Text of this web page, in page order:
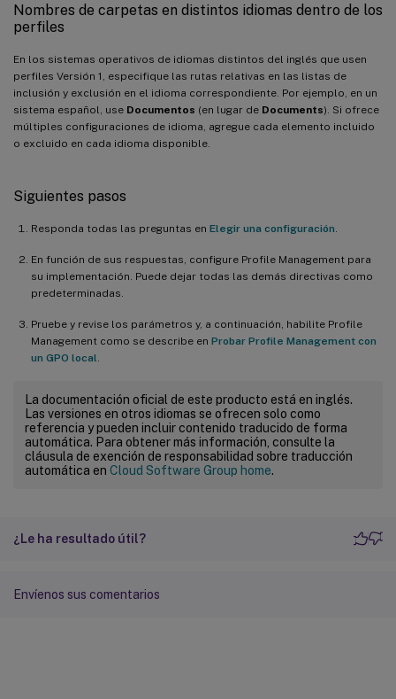
Nombres de carpetas en distintos idiomas dentro de los
perfiles
En los sistemas operativos de idiomas distintos del inglés que usen
perfiles Versión 1, especifique las rutas relativas en las listas de
inclusión y exclusión en el idioma correspondiente. Por ejemplo, en un
sistema español, use Documentos (en lugar de Documents). Si ofrece
múltiples configuraciones de idioma, agregue cada elemento incluido
o excluido en cada idioma disponible.
Siguientes pasos
Responda todas las preguntas en Elegir una configuración
En función de sus respuestas, configure Profile Management para
su implementación. Puede dejar todas las demás directivas como
predeterminadas.
Pruebe y revise los parámetros y, a continuación, habilite Profile
Management como se describe en Probar Profile Management con
un GPO local
La documentación oficial de este producto está en inglés.
Las versiones en otros idiomas se ofrecen solo como
referencia y pueden incluir contenido traducido de forma
automática. Para obtener más información, consulte la
cláusula de exención de responsabilidad sobre traducción
automática en Cloud Software Group home.
¿Le ha resultado útil?
Envíenos sus comentarios